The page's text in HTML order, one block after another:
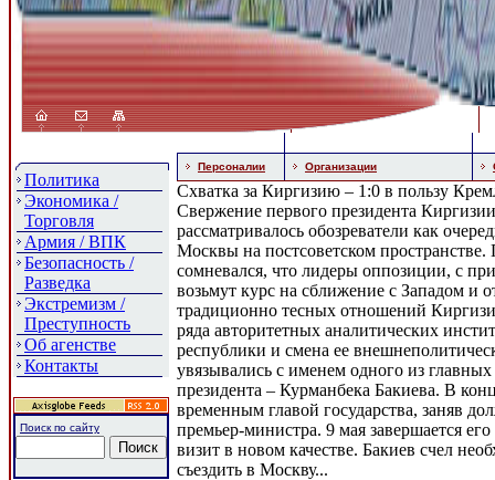
Политика
Экономика /
Торговля
Армия / ВПК
Безопасность /
Разведка
Экстремизм /
Преступность
Об агенстве
Контакты
Поиск по сайту
Персоналии Организации
Схватка за Киргизию – 1:0 в пользу
Свержение первого президента
рассматривалось обозреватели как
Москвы на постсоветском
сомневался, что лидеры оппозиции, с
возьмут курс на сближение с Западом и
традиционно тесных отношений
ряда авторитетных аналитических
республики и смена ее
увязывались с именем одного из
президента – Курманбека Бакиева. В
временным главой государства, заняв
премьер-министра. 9 мая завершается
визит в новом качестве. Бакиев счел
съездить в Москву...